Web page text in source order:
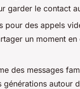
garder le contact
pour des appels
un moment
des messages
autour